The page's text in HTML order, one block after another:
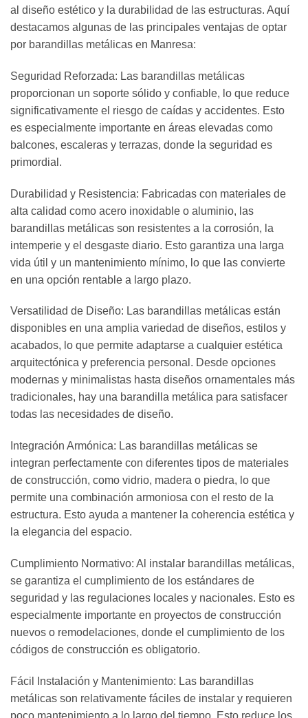
al diseño estético y la durabilidad de las estructuras. Aquí
destacamos algunas de las principales ventajas de optar
por barandillas metálicas en Manresa:
Seguridad Reforzada: Las barandillas metálicas
proporcionan un soporte sólido y confiable, lo que reduce
significativamente el riesgo de caídas y accidentes. Esto
es especialmente importante en áreas elevadas como
balcones, escaleras y terrazas, donde la seguridad es
primordial.
Durabilidad y Resistencia: Fabricadas con materiales de
alta calidad como acero inoxidable o aluminio, las
barandillas metálicas son resistentes a la corrosión, la
intemperie y el desgaste diario. Esto garantiza una larga
vida útil y un mantenimiento mínimo, lo que las convierte
en una opción rentable a largo plazo.
Versatilidad de Diseño: Las barandillas metálicas están
disponibles en una amplia variedad de diseños, estilos y
acabados, lo que permite adaptarse a cualquier estética
arquitectónica y preferencia personal. Desde opciones
modernas y minimalistas hasta diseños ornamentales más
tradicionales, hay una barandilla metálica para satisfacer
todas las necesidades de diseño.
Integración Armónica: Las barandillas metálicas se
integran perfectamente con diferentes tipos de materiales
de construcción, como vidrio, madera o piedra, lo que
permite una combinación armoniosa con el resto de la
estructura. Esto ayuda a mantener la coherencia estética y
la elegancia del espacio.
Cumplimiento Normativo: Al instalar barandillas metálicas,
se garantiza el cumplimiento de los estándares de
seguridad y las regulaciones locales y nacionales. Esto es
especialmente importante en proyectos de construcción
nuevos o remodelaciones, donde el cumplimiento de los
códigos de construcción es obligatorio.
Fácil Instalación y Mantenimiento: Las barandillas
metálicas son relativamente fáciles de instalar y requieren
poco mantenimiento a lo largo del tiempo. Esto reduce los